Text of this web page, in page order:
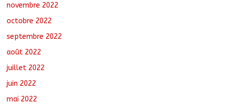
novembre 2022
octobre 2022
septembre 2022
août 2022
juillet 2022
juin 2022
mai 2022